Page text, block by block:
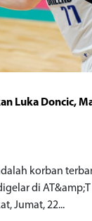
Luka Doncic,
korban
di
Jumat, 22...